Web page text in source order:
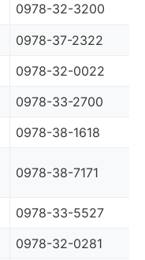
0978-32-3200
0978-37-2322
0978-32-0022
0978-33-2700
0978-38-1618
0978-38-7171
0978-33-5527
0978-32-0281